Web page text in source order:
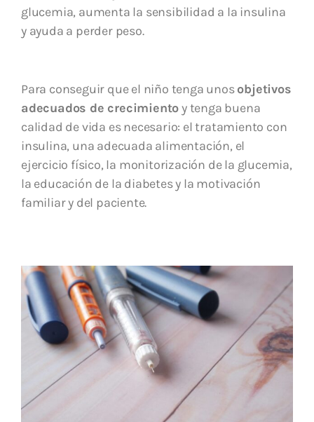
glucemia, aumenta la sensibilidad a la insulina
y ayuda a perder peso.
Para conseguir que el niño tenga unosobjetivos
adecuados de crecimientoy tenga buena
calidad de vida es necesario: el tratamiento con
insulina, una adecuada alimentación, el
ejercicio físico, la monitorización de la glucemia,
la educación de la diabetes y la motivación
familiar y del paciente.